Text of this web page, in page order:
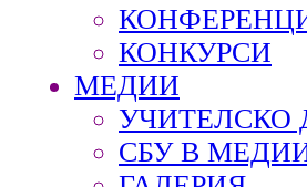
КОНКУРСИ
МЕДИИ
УЧИТЕЛСКО
СБУ В